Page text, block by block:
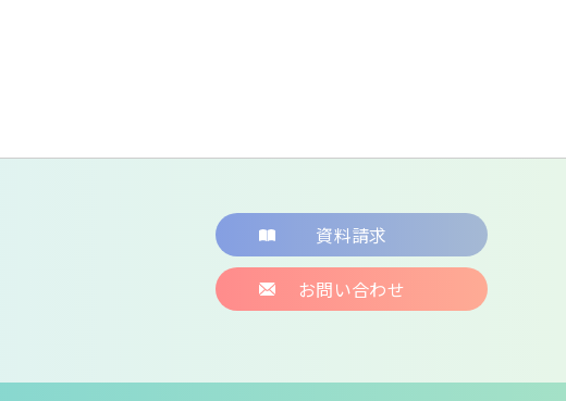
資料請求
お問い合わせ